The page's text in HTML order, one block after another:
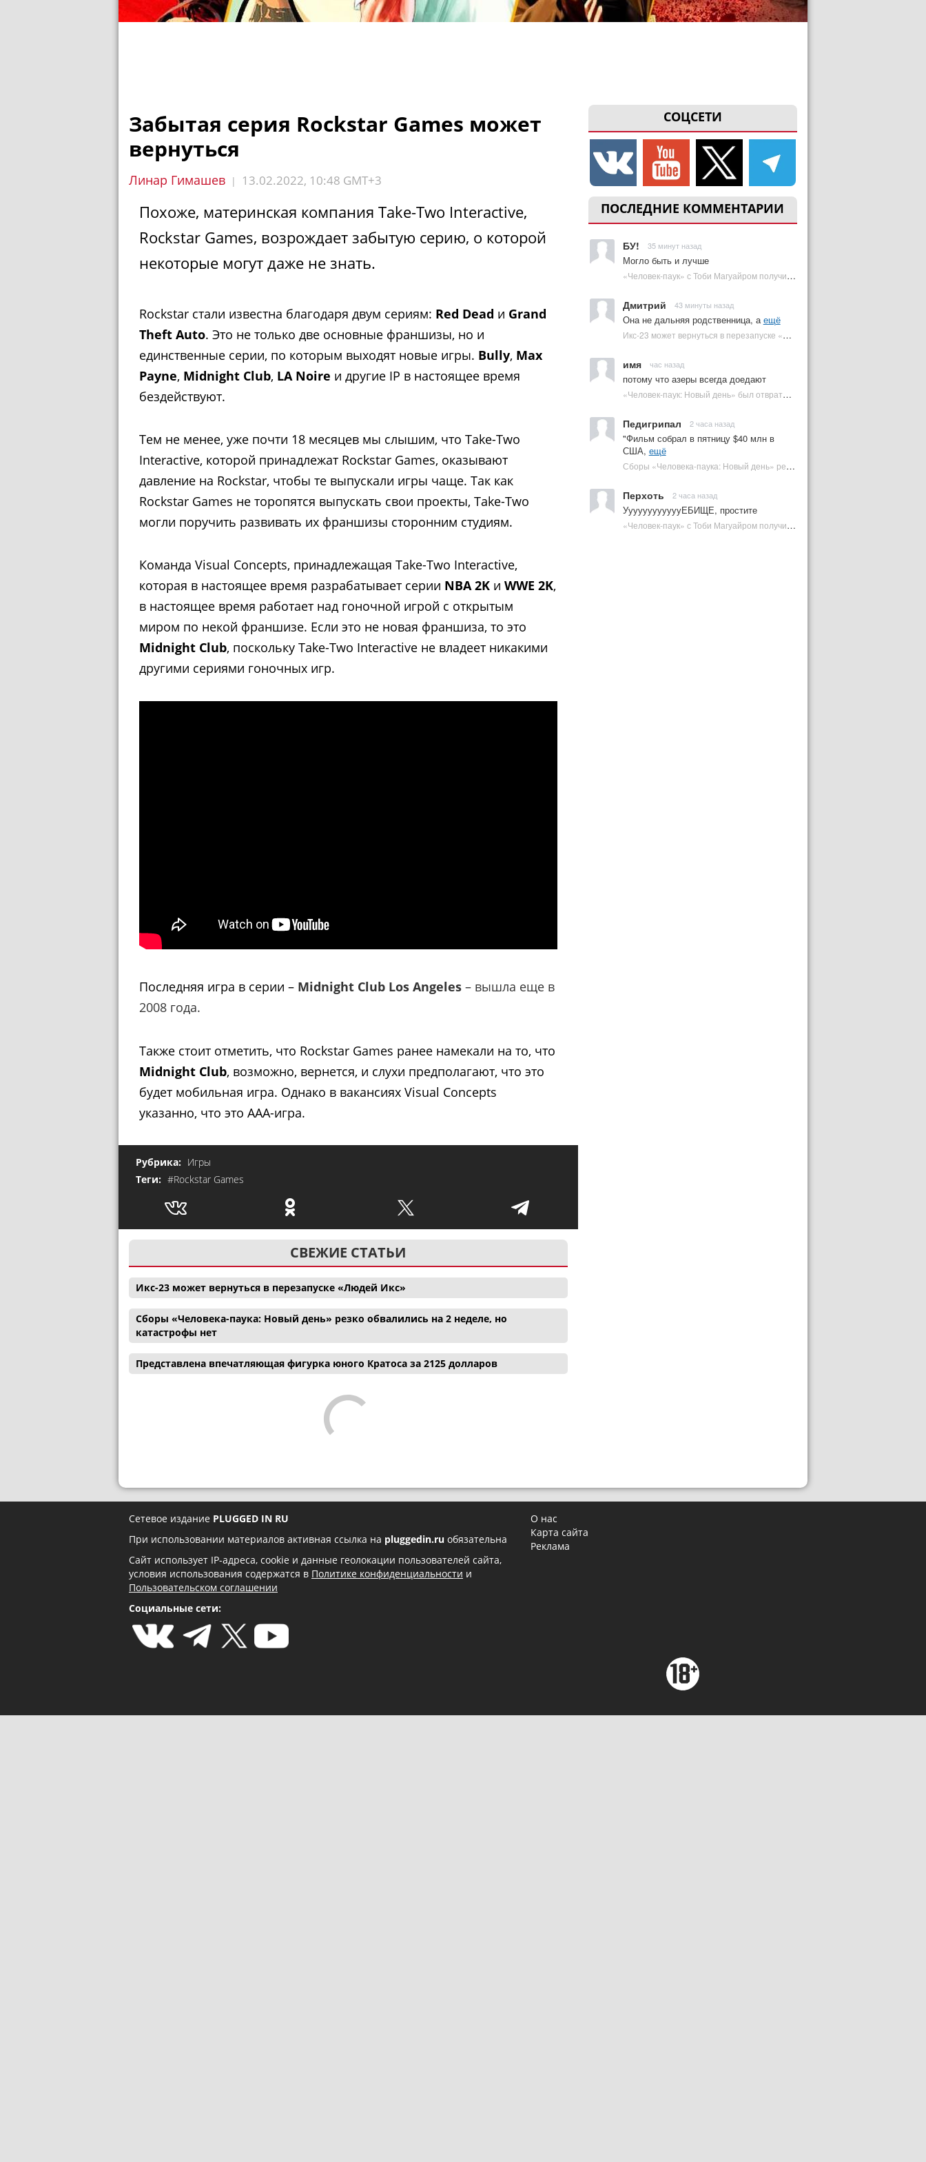
СОЦСЕТИ
ПОСЛЕДНИЕ КОММЕНТАРИИ
БУ! 35 минут назад
Могло быть и лучше
«Человек-паук» с Тоби Магуайром получил новый постер | Plugged In Ru
Дмитрий 43 минуты назад
Она не дальняя родственница, аещё
Икс-23 может вернуться в перезапуске «Людей Икс» | Plugged In Ru
имя час назад
потому что азеры всегда доедают
«Человек-паук: Новый день» был отвратительным в одной из версий | Plugged In Ru
Педигрипал 2 часа назад
"Фильм собрал в пятницу $40 млн в
США, ещё
Сборы «Человека-паука: Новый день» резко обвалились на 2 неделе, но катастрофы нет | Plugged In Ru
Перхоть 2 часа назад
УуууууууууууЕБИЩЕ, простите
«Человек-паук» с Тоби Магуайром получил новый постер | Plugged In Ru
Забытая серия Rockstar Games может
вернуться
Линар Гимашев | 13.02.2022, 10:48 GMT+3
Похоже, материнская компания Take-Two Interactive,
Rockstar Games, возрождает забытую серию, о которой
некоторые могут даже не знать.
Rockstar стали известна благодаря двум сериям: Red Dead и Grand
Theft Auto. Это не только две основные франшизы, но и
единственные серии, по которым выходят новые игры. Bully, Max
Payne, Midnight Club, LA Noire и другие IP в настоящее время
бездействуют.
Тем не менее, уже почти 18 месяцев мы слышим, что Take-Two
Interactive, которой принадлежат Rockstar Games, оказывают
давление на Rockstar, чтобы те выпускали игры чаще. Так как
Rockstar Games не торопятся выпускать свои проекты, Take-Two
могли поручить развивать их франшизы сторонним студиям.
Команда Visual Concepts, принадлежащая Take-Two Interactive,
которая в настоящее время разрабатывает серии NBA 2K и WWE 2K,
в настоящее время работает над гоночной игрой с открытым
миром по некой франшизе. Если это не новая франшиза, то это
Midnight Club, поскольку Take-Two Interactive не владеет никакими
другими сериями гоночных игр.
Последняя игра в серии – Midnight Club Los Angeles – вышла еще в
2008 года.
Также стоит отметить, что Rockstar Games ранее намекали на то, что
Midnight Club, возможно, вернется, и слухи предполагают, что это
будет мобильная игра. Однако в вакансиях Visual Concepts
указанно, что это AAA-игра.
Рубрика: Игры
Теги: #Rockstar Games
СВЕЖИЕ СТАТЬИ
Икс-23 может вернуться в перезапуске «Людей Икс»
Сборы «Человека-паука: Новый день» резко обвалились на 2 неделе, но
катастрофы нет
Представлена впечатляющая фигурка юного Кратоса за 2125 долларов
Сетевое издание PLUGGED IN RU
При использовании материалов активная ссылка на pluggedin.ru обязательна
Сайт использует IP-адреса, cookie и данные геолокации пользователей сайта,
условия использования содержатся в Политике конфиденциальности и
Пользовательском соглашении
Социальные сети:
О нас
Карта сайта
Реклама